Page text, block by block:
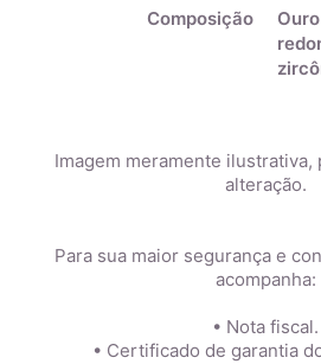
Composição
Imagem meramente ilustrativa,
alteração.
Para sua maior segurança e
acompanha:
• Nota fiscal.
• Certificado de garantia